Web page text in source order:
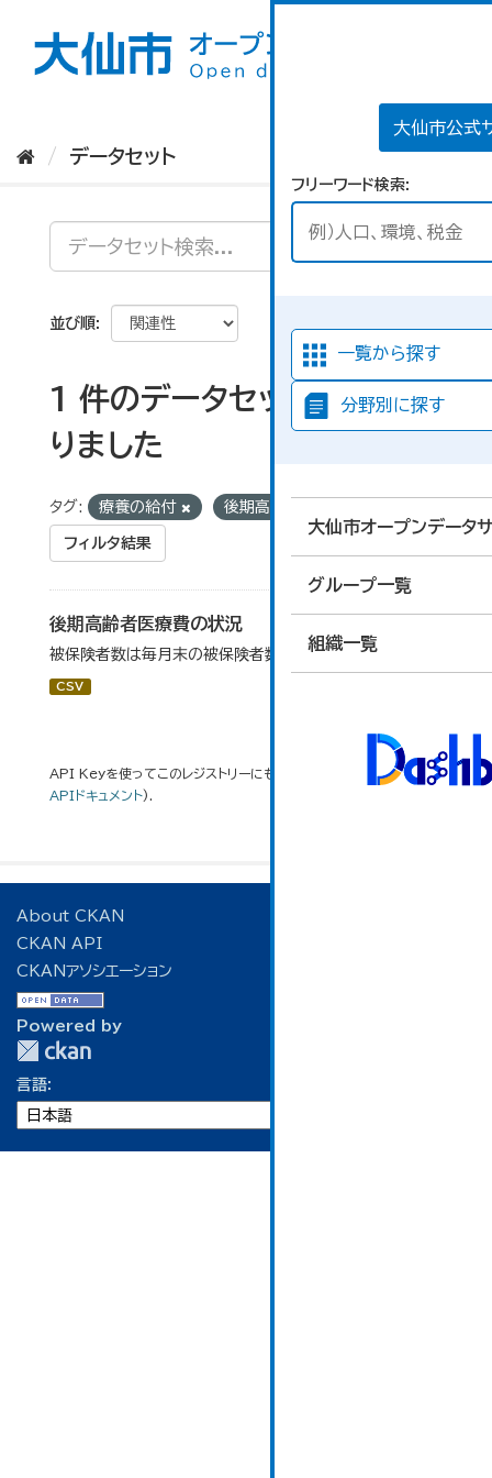
大仙市公式
フリーワード検索
一覧から探す
分野別に探す
大仙市オープンデータ
グループ一覧
組織一覧
データセット
並び順
1 件のデータセットが見つか
りました
タグ: 療養の給付 後期高齢
フィルタ結果
後期高齢者医療費の状況
被保険者数は毎月末の被保険者数の平均値（４月～３月）
CSV
API Keyを使ってこのレジストリーにもアクセス可能ですAPI(see
APIドキュメント).
About CKAN
CKAN API
CKANアソシエーション
Powered by
言語